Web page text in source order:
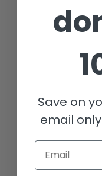
Save on
email
Email